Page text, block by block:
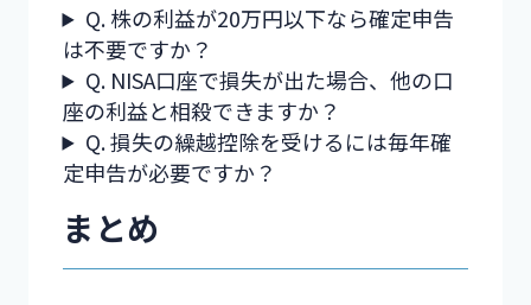
Q. 株の利益が20万円以下なら確定申告
は不要ですか？
Q. NISA口座で損失が出た場合、他の口
座の利益と相殺できますか？
Q. 損失の繰越控除を受けるには毎年確
定申告が必要ですか？
まとめ